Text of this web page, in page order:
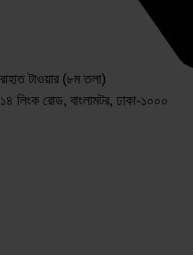
রাহাত টাওয়ার (৮ম তলা)
১৪ লিংক রোড, বাংলামটর, ঢাকা-১০০০